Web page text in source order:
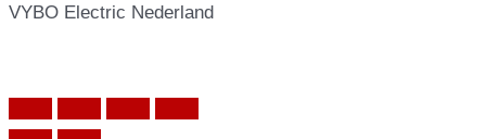
VYBO Electric Nederland